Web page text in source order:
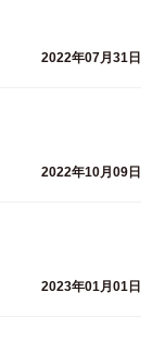
2022年07月31日
2022年10月09日
2023年01月01日